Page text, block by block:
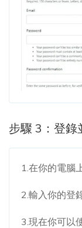
步驟 3：登
1.在你的電腦
2.輸入你的登
3.現在你可以